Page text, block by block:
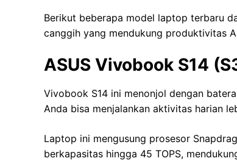
Berikut beberapa model laptop terbaru
canggih yang mendukung produktivitas
ASUS Vivobook S14
Vivobook S14 ini menonjol dengan
Anda bisa menjalankan aktivitas harian
Laptop ini mengusung prosesor
berkapasitas hingga 45 TOPS,